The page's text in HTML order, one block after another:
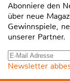
Abonniere den
über neue
Gewinnspiele,
unserer Partner.
Newsletter